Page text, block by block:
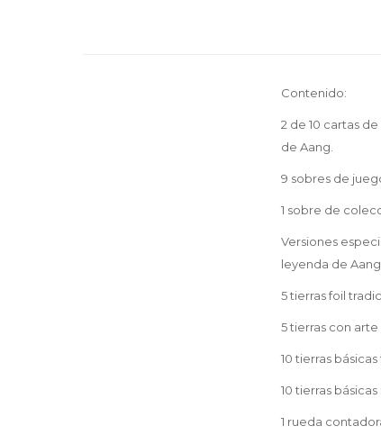
Contenido:
2 de 10 cartas
de Aang.
9 sobres de
1 sobre de
Versiones
leyenda de Aang.
5 tierras foil
5 tierras con
10 tierras
10 tierras básicas
1 rueda